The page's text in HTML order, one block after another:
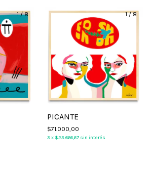
1/8 1/8
PICANTE
$71.000,00
3 x $23.666,67 sin interés